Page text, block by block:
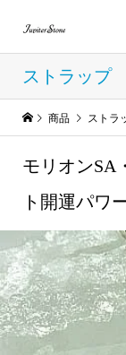
ストラップ
商品 ストラ
モリオンSA
ト開運パワ